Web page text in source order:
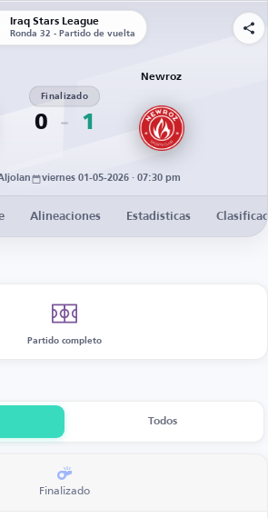
Iraq Stars League
Ronda 32 - Partido de vuelta
0
Finalizado
1
Newroz
viernes 01-05-2026 · 07:30 pm
Alineaciones Estadísticas
Partido completo
Todos
Finalizado